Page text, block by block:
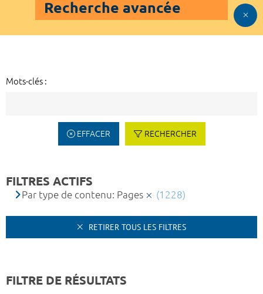
Recherche avancée
Mots-clés :
EFFACER RECHERCHER
FILTRES ACTIFS
Par type de contenu: Pages (1228)
RETIRER TOUS LES FILTRES
FILTRE DE RÉSULTATS